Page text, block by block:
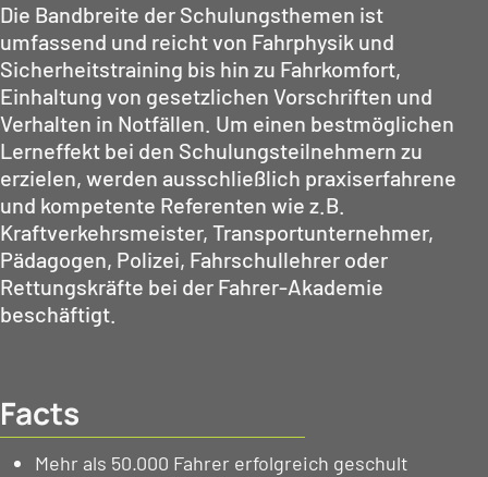
Die Bandbreite der Schulungsthemen ist
umfassend und reicht von Fahrphysik und
Sicherheitstraining bis hin zu Fahrkomfort,
Einhaltung von gesetzlichen Vorschriften und
Verhalten in Notfällen. Um einen bestmöglichen
Lerneffekt bei den Schulungsteilnehmern zu
erzielen, werden ausschließlich praxiserfahrene
und kompetente Referenten wie z.B.
Kraftverkehrsmeister, Transportunternehmer,
Pädagogen, Polizei, Fahrschullehrer oder
Rettungskräfte bei der Fahrer-Akademie
beschäftigt.
Facts
Mehr als 50.000 Fahrer erfolgreich geschult